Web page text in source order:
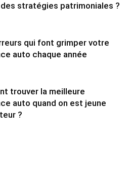
stratégies patrimoniales ?
qui font grimper votre
auto chaque année
trouver la meilleure
auto quand on est jeune
?